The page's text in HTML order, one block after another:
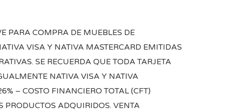
PARA COMPRA DE MUEBLES DE
VISA Y NATIVA MASTERCARD EMITIDAS
SE RECUERDA QUE TODA TARJETA
NATIVA VISA Y NATIVA
– COSTO FINANCIERO TOTAL (CFT)
ADQUIRIDOS. VENTA